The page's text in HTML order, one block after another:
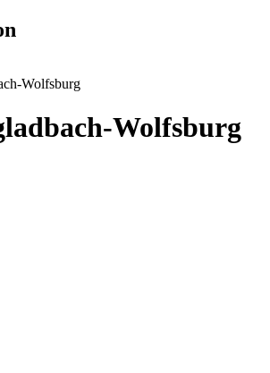
Wolfsburg
Wolfsburg